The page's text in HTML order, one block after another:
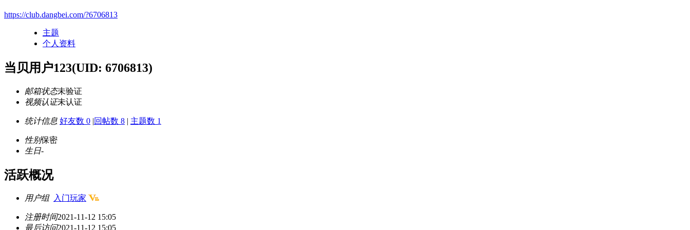
https://club.dangbei.com/?6706813
主题
个人资料
当贝用户123(UID: 6706813)
邮箱状态未验证
视频认证未认证
统计信息 好友数 0 |回帖数 8 | 主题数 1
性别保密
生日-
活跃概况
用户组 入门玩家
注册时间2021-11-12 15:05
最后访问2021-11-12 15:05